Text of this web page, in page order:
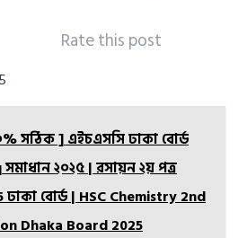
Rate this post
সঠিক ] এইচএসসি ঢাকা বোর্ড
২০২৫ | রসায়ন ২য় পত্র
ঢাকা বোর্ড | HSC Chemistry 2nd
Dhaka Board 2025